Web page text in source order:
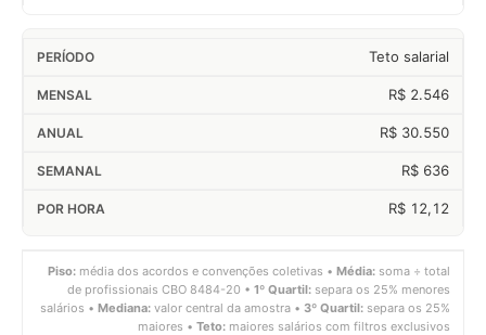
Teto salarial
R$ 2.546
R$ 30.550
R$ 636
R$ 12,12
Piso: média dos acordos e convenções coletivas • Média: soma ÷ total
de profissionais CBO 8484-20 • 1º Quartil: separa os 25% menores
salários • Mediana: valor central da amostra • 3º Quartil: separa os 25%
maiores • Teto: maiores salários com filtros exclusivos